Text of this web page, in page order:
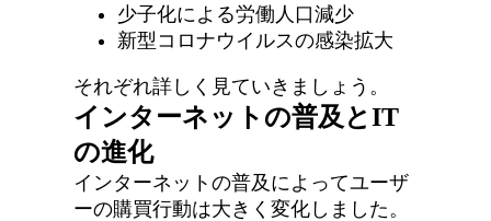
少子化による労働人口減少
新型コロナウイルスの感染拡大
それぞれ詳しく見ていきましょう。
インターネットの普及とIT
の進化
インターネットの普及によってユーザ
ーの購買行動は大きく変化しました。